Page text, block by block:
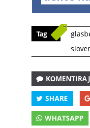
Tag
KOMENTIRAJ
SHARE
WHATSAPP